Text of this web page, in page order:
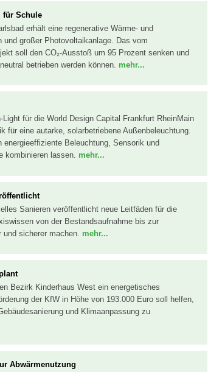
für Schule
erhält eine regenerative Wärme- und
und großer Photovoltaikanlage. Das vom
soll den CO₂-Ausstoß um 95 Prozent senken und
betrieben werden können. mehr...
für die World Design Capital Frankfurt RheinMain
für eine autarke, solarbetriebene Außenbeleuchtung.
Beleuchtung, Sensorik und
kombinieren lassen. mehr...
Sanieren veröffentlicht neue Leitfäden für die
von der Bestandsaufnahme bis zur
sicherer machen. mehr...
Bezirk Kinderhaus West ein energetisches
der KfW in Höhe von 193.000 Euro soll helfen,
und Klimaanpassung zu
Abwärmenutzung